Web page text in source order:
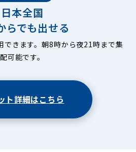
日本全国
らでも出せる
できます。朝8時から夜21時まで集
配可能です。
ト詳細はこちら